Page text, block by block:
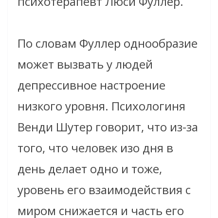
По словам Фуллер однообразие
может вызвать у людей
депрессивное настроение
низкого уровня. Психологиня
Венди Шутер говорит, что из-за
того, что человек изо дня в
день делает одно и тоже,
уровень его взаимодействия с
миром снижается и часть его